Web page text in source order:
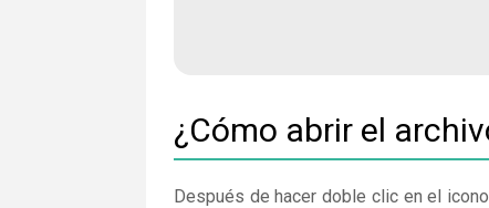
¿Cómo abrir el
Después de hacer doble clic en el